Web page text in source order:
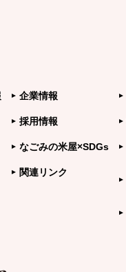
企業情報
採用情報
なごみの米屋×SDGs
関連リンク